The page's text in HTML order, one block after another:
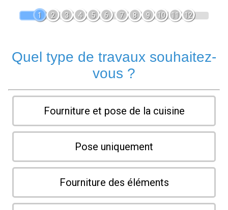
1 2 3 4 5 6 7 8 9 10 11 12
Quel type de travaux souhaitez-
vous ?
Fourniture et pose de la cuisine
Pose uniquement
Fourniture des éléments